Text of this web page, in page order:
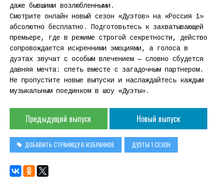
даже бывшими возлюбленными.
Смотрите онлайн новый сезон «Дуэтов» на «Россия 1»
абсолютно бесплатно. Подготовьтесь к захватывающей
премьере, где в режиме строгой секретности, действо
сопровождается искренними эмоциями, а голоса в
дуэтах звучат с особым влечением — словно сбудется
давняя мечта: спеть вместе с загадочным партнером.
Не пропустите новые выпуски и наслаждайтесь каждым
музыкальным поединком в шоу «Дуэты».
Предыдущий выпуск Новый выпуск
ДОБАВИТЬ СТРАНИЦУ В ИЗБРАННОЕ ДУЭТЫ 1 СЕЗОН